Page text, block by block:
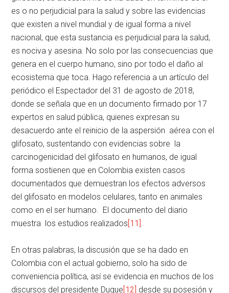
es o no perjudicial para la salud y sobre las evidencias
que existen a nivel mundial y de igual forma a nivel
nacional, que esta sustancia es perjudicial para la salud,
es nociva y asesina. No solo por las consecuencias que
genera en el cuerpo humano, sino por todo el daño al
ecosistema que toca. Hago referencia a un artículo del
periódico el Espectador del 31 de agosto de 2018,
donde se señala que en un documento firmado por 17
expertos en salud pública, quienes expresan su
desacuerdo ante el reinicio de la aspersión aérea con el
glifosato, sustentando con evidencias sobre la
carcinogenicidad del glifosato en humanos, de igual
forma sostienen que en Colombia existen casos
documentados que demuestran los efectos adversos
del glifosato en modelos celulares, tanto en animales
como en el ser humano. El documento del diario
muestra los estudios realizados [11] .
En otras palabras, la discusión que se ha dado en
Colombia con el actual gobierno, solo ha sido de
conveniencia política, así se evidencia en muchos de los
discursos del presidente Duque [12] desde su posesión y